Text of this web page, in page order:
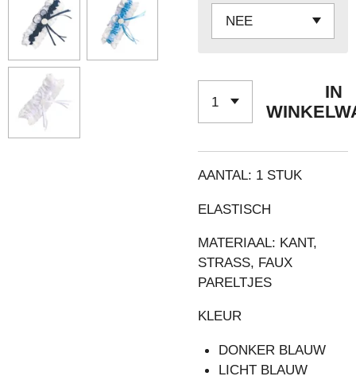
IN
AANTAL: 1 STUK
ELASTISCH
MATERIAAL: KANT,
STRASS, FAUX
PARELTJES
KLEUR
DONKER BLAUW
LICHT BLAUW